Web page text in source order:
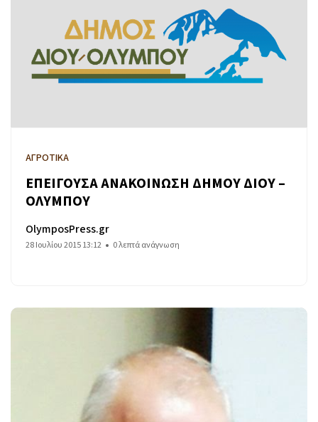
ΑΓΡΟΤΙΚΑ
ΕΠΕΙΓΟΥΣΑ ΑΝΑΚΟΙΝΩΣΗ ΔΗΜΟΥ ΔΙΟΥ –
ΟΛΥΜΠΟΥ
OlymposPress.gr
28 Ιουλίου 2015 13:12 0 λεπτά ανάγνωση